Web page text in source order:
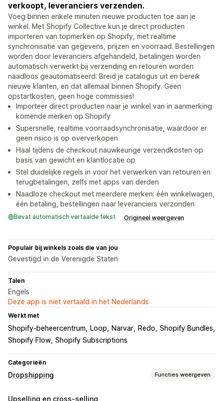
verkoopt, leveranciers verzenden.
Voeg binnen enkele minuten nieuwe producten toe aan je
winkel. Met Shopify Collective kun je direct producten
importeren van topmerken op Shopify, met realtime
synchronisatie van gegevens, prijzen en voorraad. Bestellingen
worden door leveranciers afgehandeld, betalingen worden
automatisch verwerkt bij verzending en retouren worden
naadloos geautomatiseerd. Breid je catalogus uit en bereik
nieuwe klanten, en dat allemaal binnen Shopify. Geen
opstartkosten, geen hoge commissies!
Importeer direct producten naar je winkel van in aanmerking
komende merken op Shopify
Supersnelle, realtime voorraadsynchronisatie, waardoor er
geen risico is op oververkopen
Haal tijdens de checkout nauwkeurige verzendkosten op
basis van gewicht en klantlocatie op
Stel duidelijke regels in voor het verwerken van retouren en
terugbetalingen, zelfs met apps van derden
Naadloze checkout met meerdere merken: één winkelwagen,
één betaling, bestellingen naar leveranciers verzonden
Bevat automatisch vertaalde tekst Origineel weergeven
Populair bij winkels zoals die van jou
Gevestigd in de Verenigde Staten
Talen
Engels
Deze app is niet vertaald in het Nederlands
Werkt met
Shopify-beheercentrum Loop Narvar Redo Shopify Bundles
Shopify Flow Shopify Subscriptions
Categorieën
Dropshipping Functies weergeven
Producten die je kunt verkopen
Upselling en cross-selling